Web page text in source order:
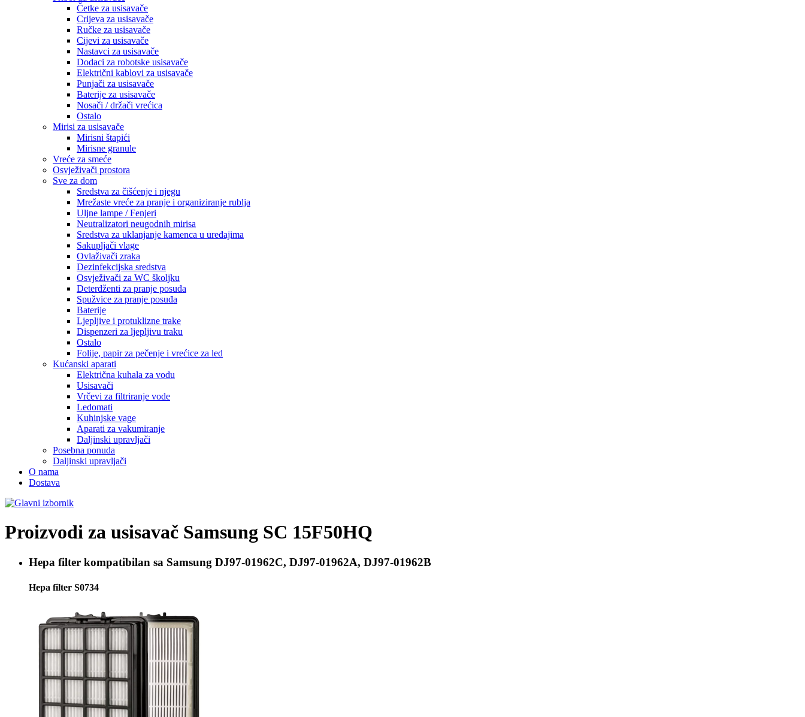
Četke za usisavače
Crijeva za usisavače
Ručke za usisavače
Cijevi za usisavače
Nastavci za usisavače
Dodaci za robotske usisavače
Električni kablovi za usisavače
Punjači za usisavače
Baterije za usisavače
Nosači / držači vrećica
Ostalo
Mirisi za usisavače
Mirisni štapići
Mirisne granule
Vreće za smeće
Osvježivači prostora
Sve za dom
Sredstva za čišćenje i njegu
Mrežaste vreće za pranje i organiziranje rublja
Uljne lampe / Fenjeri
Neutralizatori neugodnih mirisa
Sredstva za uklanjanje kamenca u uređajima
Sakupljači vlage
Ovlaživači zraka
Dezinfekcijska sredstva
Osvježivači za WC školjku
Deterdženti za pranje posuđa
Spužvice za pranje posuđa
Baterije
Ljepljive i protuklizne trake
Dispenzeri za ljepljivu traku
Ostalo
Folije, papir za pečenje i vrećice za led
Kućanski aparati
Električna kuhala za vodu
Usisavači
Vrčevi za filtriranje vode
Ledomati
Kuhinjske vage
Aparati za vakumiranje
Daljinski upravljači
Posebna ponuda
Daljinski upravljači
O nama
Dostava
Proizvodi za usisavač Samsung SC 15F50HQ
Hepa filter kompatibilan sa Samsung DJ97-01962C, DJ97-01962A, DJ97-01962B
Hepa filter S0734